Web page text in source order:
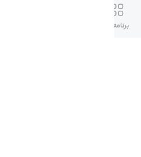
ارتباط با ما
برنامه ها